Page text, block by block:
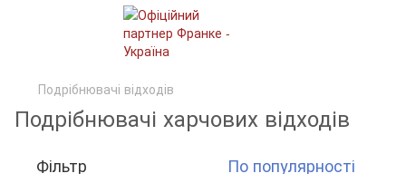
Подрібнювачі відходів
Подрібнювачі харчових відходів
Фільтр По популярності